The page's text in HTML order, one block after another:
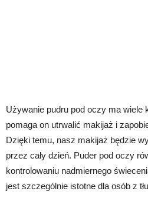
Używanie pudru pod oczy ma
pomaga on utrwalić makijaż i
Dzięki temu, nasz makijaż będzie
przez cały dzień. Puder pod oczy
kontrolowaniu nadmiernego
jest szczególnie istotne dla osób z